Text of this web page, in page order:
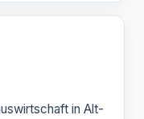
in Alt-